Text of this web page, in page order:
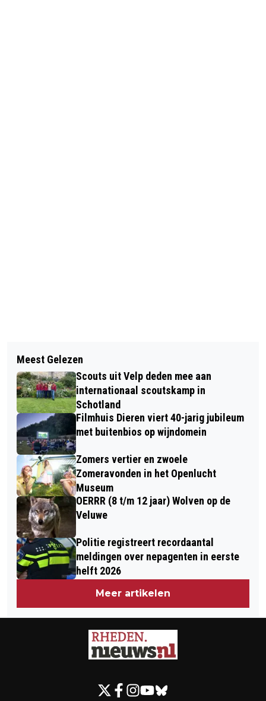
HULP BIJ TREINREIS VOOR MENSEN
MET LICHT VERSTANDELIJKE
BEPERKING
MANTELZORGCAFÉ: NIET
AANGEBOREN HERSENLETSEL (NAH),
WAT IS HET EN HOE GA IK ER MEE
OM?
Meest Gelezen
Scouts uit Velp deden mee aan
internationaal scoutskamp in
Schotland
Filmhuis Dieren viert 40-jarig jubileum
met buitenbios op wijndomein
Zomers vertier en zwoele
Zomeravonden in het Openlucht
Museum
OERRR (8 t/m 12 jaar) Wolven op de
Veluwe
Politie registreert recordaantal
meldingen over nepagenten in eerste
helft 2026
Meer artikelen